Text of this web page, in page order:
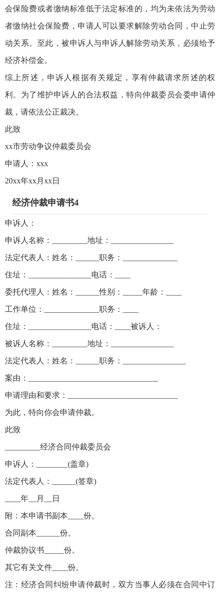
会保险费或者缴纳标准低于法定标准的，均为未依法为劳动
者缴纳社会保险费，申请人可以要求解除劳动合同，中止劳
动关系。至此，被申诉人与申诉人解除劳动关系，必须给予
经济补偿金。
综上所述，申诉人根据有关规定，享有仲裁请求所述的权
利。为了维护申诉人的合法权益，特向仲裁委员会委申请仲
裁，请依法公正裁决。
此致
xx市劳动争议仲裁委员会
申请人：xxx
20xx年xx月xx日
经济仲裁申请书4
申诉人：
申诉人名称：_________地址：________________
法定代表人：姓名：______职务：______________
住址：________________电话：____
委托代理人：姓名：______性别：_____年龄：____
工作单位：______________职务：____
住址：________________电话：____被诉人：
被诉人名称：_________地址：________________
法定代表人：姓名：______职务：________________
案由：_________________________________
申请理由和要求：____________________________
为此，特向你会申请仲裁。
此致
_________经济合同仲裁委员会
申诉人：________(盖章)
法定代表人：______(签章)
____年__月__日
附：本申请书副本____份。
合同副本______份。
仲裁协议书_____份。
其它有关文件____份。
注：经济合同纠纷申请仲裁时，双方当事人必须在合同中订